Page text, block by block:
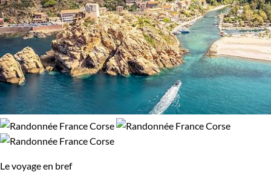
Le voyage en bref